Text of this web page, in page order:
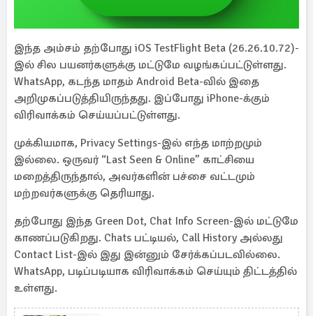
இந்த அம்சம் தற்போது iOS TestFlight Beta (26.26.10.72)-
இல் சில பயனர்களுக்கு மட்டுமே வழங்கப்பட்டுள்ளது.
WhatsApp, கடந்த மாதம் Android Beta-வில் இதை
அறிமுகப்படுத்தியிருந்தது. இப்போது iPhone-க்கும்
விரிவாக்கம் செய்யப்பட்டுள்ளது.
முக்கியமாக, Privacy Settings-இல் எந்த மாற்றமும்
இல்லை. ஒருவர் “Last Seen & Online” காட்சியை
மறைத்திருந்தால், அவர்களின் பச்சை வட்டமும்
மற்றவர்களுக்கு தெரியாது.
தற்போது இந்த Green Dot, Chat Info Screen-இல் மட்டுமே
காணப்படுகிறது. Chats பட்டியல், Call History அல்லது
Contact List-இல் இது இன்னும் சேர்க்கப்படவில்லை.
WhatsApp, படிப்படியாக விரிவாக்கம் செய்யும் திட்டத்தில்
உள்ளது.